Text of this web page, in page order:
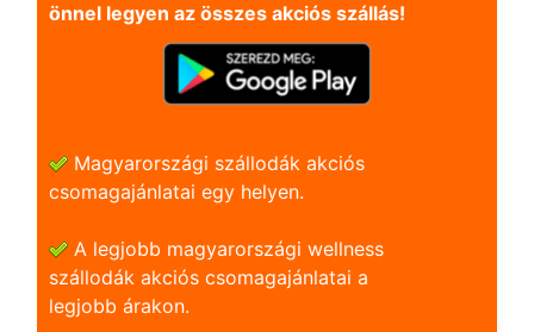
önnel legyen az összes akciós szállás!
Magyarországi szállodák akciós
csomagajánlatai egy helyen.
A legjobb magyarországi wellness
szállodák akciós csomagajánlatai a
legjobb árakon.